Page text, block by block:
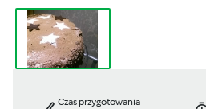
Czas przygotowania